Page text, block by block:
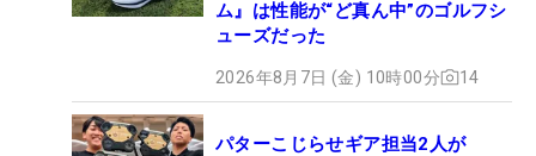
ム』は性能が“ど真ん中”のゴルフシ
ューズだった
2026年8月7日 (金) 10時00分 14
パターこじらせギア担当2人が